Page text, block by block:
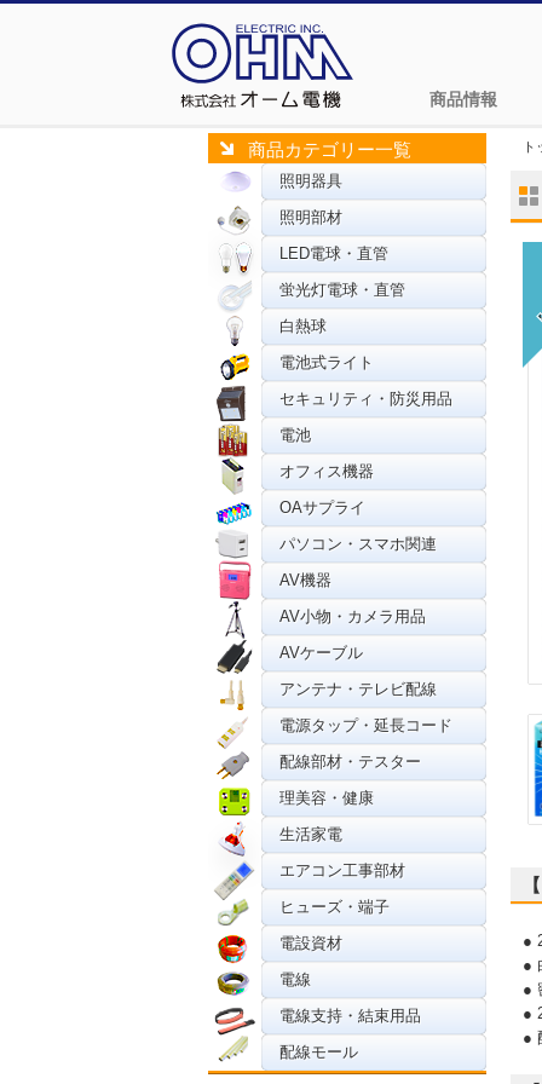
商品情報
商品カテゴリー一覧
照明器具
照明部材
LED電球・直管
蛍光灯電球・直管
白熱球
電池式ライト
セキュリティ・防災用品
電池
オフィス機器
OAサプライ
パソコン・スマホ関連
AV機器
AV小物・カメラ用品
AVケーブル
アンテナ・テレビ配線
電源タップ・延長コード
配線部材・テスター
理美容・健康
生活家電
エアコン工事部材
ヒューズ・端子
電設資材
電線
電線支持・結束用品
配線モール
ト
●
●
●
●
●